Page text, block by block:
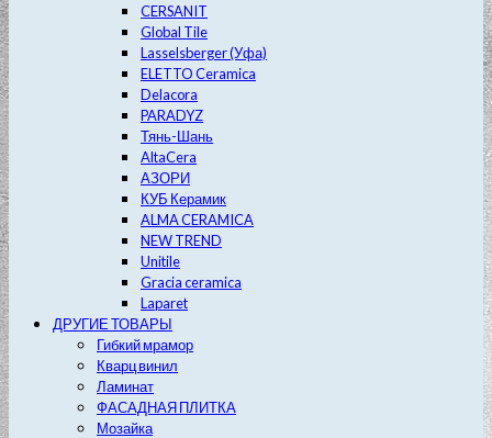
CERSANIT
Global Tile
Lasselsberger (Уфа)
ELETTO Ceramica
Delacora
PARADYZ
Тянь-Шань
AltaCera
АЗОРИ
КУБ Керамик
ALMA CERAMICA
NEW TREND
Unitile
Gracia ceramica
Laparet
ДРУГИЕ ТОВАРЫ
Гибкий мрамор
Кварц винил
Ламинат
ФАСАДНАЯ ПЛИТКА
Мозайка